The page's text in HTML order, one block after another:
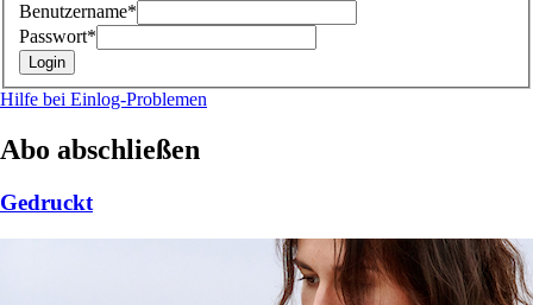
Benutzername*
Passwort*
Hilfe bei Einlog-Problemen
Abo abschließen
Gedruckt